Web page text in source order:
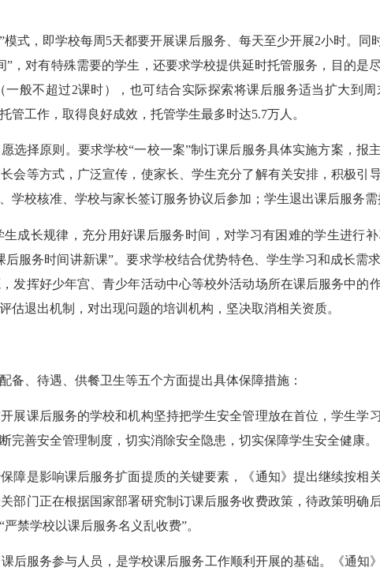
模式，即学校每周5天都要开展课后服务、每天至少开展2小时。
，对有特殊需要的学生，还要求学校提供延时托管服务，目的是
般不超过2课时），也可结合实际探索将课后服务适当扩大到
管工作，取得良好成效，托管学生最多时达5.7万人。
选择原则。要求学校“一校一案”制订课后服务具体实施方案，报
会等方式，广泛宣传，使家长、学生充分了解有关安排，积极引
学校核准、学校与家长签订服务协议后参加；学生退出课后服务
生成长规律，充分用好课后服务时间，对学习有困难的学生进行
后服务时间讲新课”。要求学校结合优势特色、学生学习和成长需
发挥好少年宫、青少年活动中心等校外活动场所在课后服务中的
估退出机制，对出现问题的培训机构，坚决取消相关资质。
、待遇、供餐卫生等五个方面提出具体保障措施：
展课后服务的学校和机构坚持把学生安全管理放在首位，学生学
完善安全管理制度，切实消除安全隐患，切实保障学生安全健康。
障是影响课后服务扩面提质的关键要素，《通知》提出继续按相
部门正在根据国家部署研究制订课后服务收费政策，待政策明确
禁学校以课后服务名义乱收费”。
后服务参与人员，是学校课后服务工作顺利开展的基础。《通知